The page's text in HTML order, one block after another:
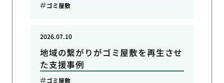
ゴミ屋敷
地域の繋がりがゴミ屋敷を再生させ
た支援事例
2026.07.10
ゴミ屋敷